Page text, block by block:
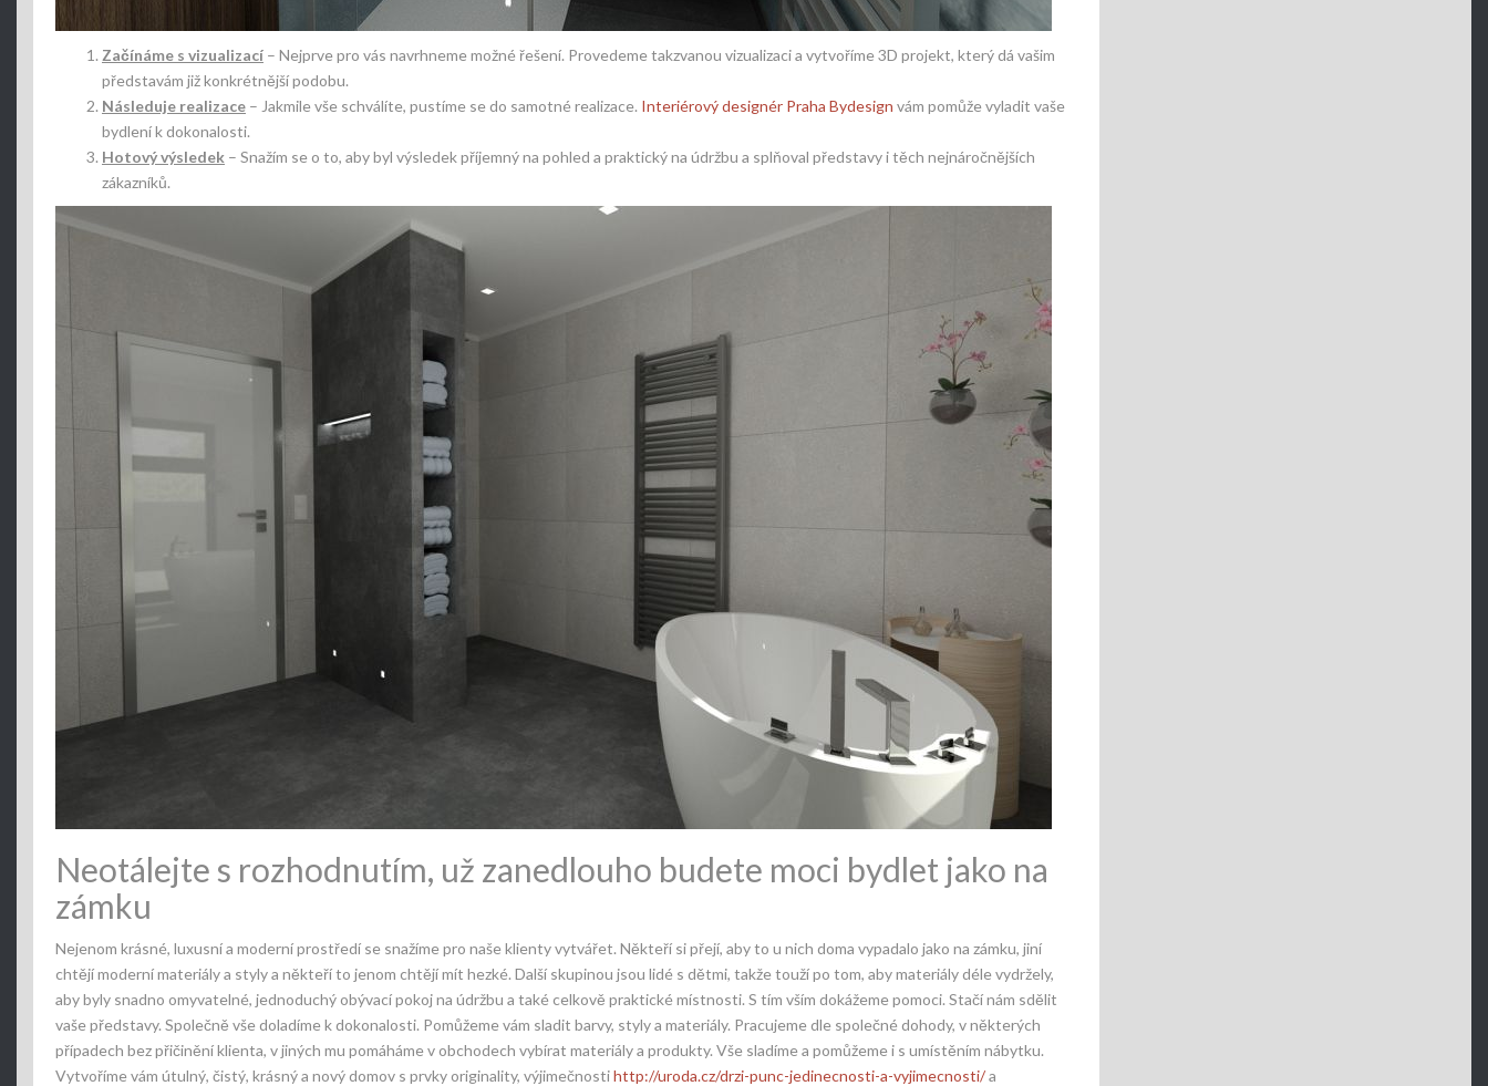
Začínáme s vizualizací – Nejprve pro vás navrhneme možné řešení. Provedeme takzvanou vizualizaci a vytvoříme 3D projekt, který dá vašim
představám již konkrétnější podobu.
Následuje realizace – Jakmile vše schválíte, pustíme se do samotné realizace. Interiérový designér Praha Bydesign vám pomůže vyladit vaše
bydlení k dokonalosti.
Hotový výsledek – Snažím se o to, aby byl výsledek příjemný na pohled a praktický na údržbu a splňoval představy i těch nejnáročnějších
zákazníků.
Neotálejte s rozhodnutím, už zanedlouho budete moci bydlet jako na
zámku
Nejenom krásné, luxusní a moderní prostředí se snažíme pro naše klienty vytvářet. Někteří si přejí, aby to u nich doma vypadalo jako na zámku, jiní
chtějí moderní materiály a styly a někteří to jenom chtějí mít hezké. Další skupinou jsou lidé s dětmi, takže touží po tom, aby materiály déle vydržely,
aby byly snadno omyvatelné, jednoduchý obývací pokoj na údržbu a také celkově praktické místnosti. S tím vším dokážeme pomoci. Stačí nám sdělit
vaše představy. Společně vše doladíme k dokonalosti. Pomůžeme vám sladit barvy, styly a materiály. Pracujeme dle společné dohody, v některých
případech bez přičinění klienta, v jiných mu pomáháme v obchodech vybírat materiály a produkty. Vše sladíme a pomůžeme i s umístěním nábytku.
Vytvoříme vám útulný, čistý, krásný a nový domov s prvky originality, výjimečnostihttp://uroda.cz/drzi-punc-jedinecnosti-a-vyjimecnosti/a